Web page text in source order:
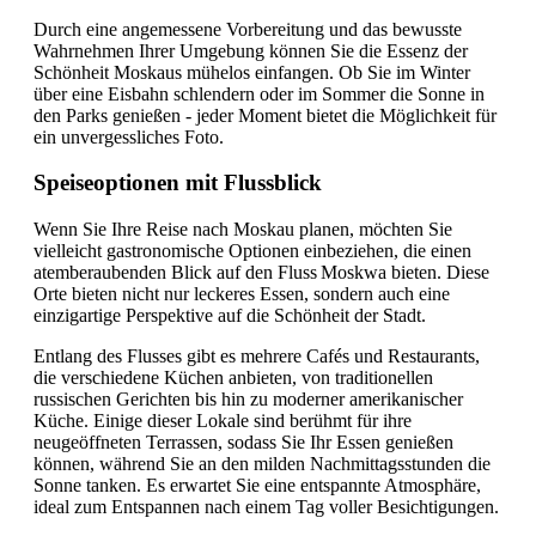
Durch eine angemessene Vorbereitung und das bewusste
Wahrnehmen Ihrer Umgebung können Sie die Essenz der
Schönheit Moskaus mühelos einfangen. Ob Sie im Winter
über eine Eisbahn schlendern oder im Sommer die Sonne in
den Parks genießen - jeder Moment bietet die Möglichkeit für
ein unvergessliches Foto.
Speiseoptionen mit Flussblick
Wenn Sie Ihre Reise nach Moskau planen, möchten Sie
vielleicht gastronomische Optionen einbeziehen, die einen
atemberaubenden Blick auf den Fluss Moskwa bieten. Diese
Orte bieten nicht nur leckeres Essen, sondern auch eine
einzigartige Perspektive auf die Schönheit der Stadt.
Entlang des Flusses gibt es mehrere Cafés und Restaurants,
die verschiedene Küchen anbieten, von traditionellen
russischen Gerichten bis hin zu moderner amerikanischer
Küche. Einige dieser Lokale sind berühmt für ihre
neugeöffneten Terrassen, sodass Sie Ihr Essen genießen
können, während Sie an den milden Nachmittagsstunden die
Sonne tanken. Es erwartet Sie eine entspannte Atmosphäre,
ideal zum Entspannen nach einem Tag voller Besichtigungen.